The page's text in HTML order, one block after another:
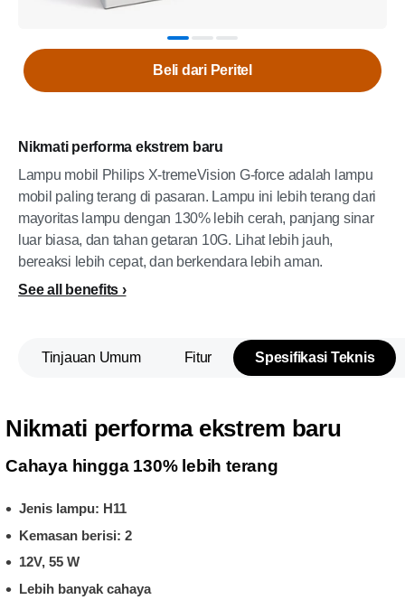
Nikmati performa ekstrem baru
Lampu mobil Philips X-tremeVision G-force adalah lampu
mobil paling terang di pasaran. Lampu ini lebih terang dari
mayoritas lampu dengan 130% lebih cerah, panjang sinar
luar biasa, dan tahan getaran 10G. Lihat lebih jauh,
bereaksi lebih cepat, dan berkendara lebih aman.
See all benefits
Beli dari Peritel
Tinjauan Umum Fitur Spesifikasi Teknis
Nikmati performa ekstrem baru
Cahaya hingga 130% lebih terang
Jenis lampu: H11
Kemasan berisi: 2
12V, 55 W
Lebih banyak cahaya